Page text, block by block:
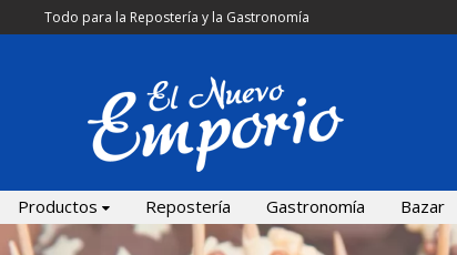
Todo para la Repostería y la Gastronomía
Productos Repostería Gastronomía Bazar